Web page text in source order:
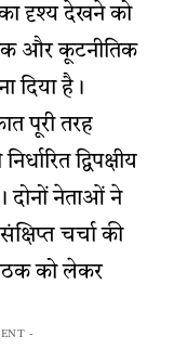
दृश्य देखने को
और कूटनीतिक
दिया है।
पूरी तरह
द्विपक्षीय
दोनों नेताओं ने
चर्चा की
को लेकर
-